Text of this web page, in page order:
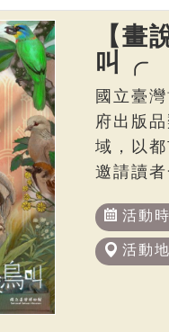
【
叫╭
國立臺
府出版
域，以
邀請讀
活動
活動